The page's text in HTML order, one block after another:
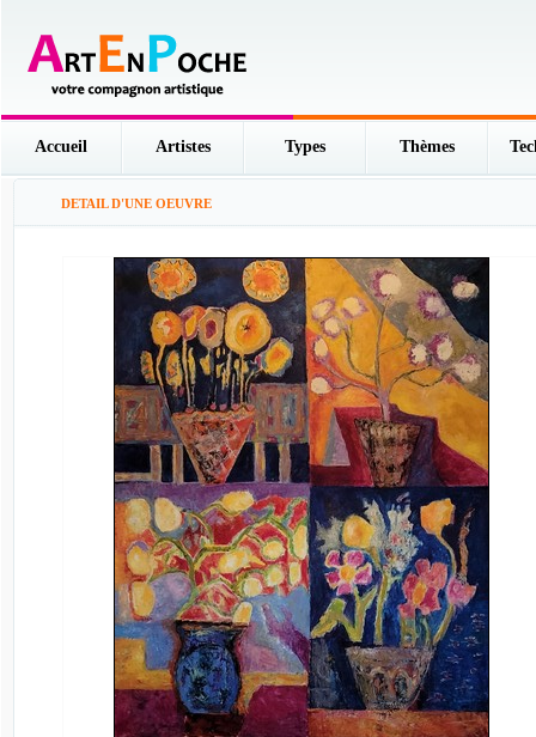
Accueil Artistes Types Thèmes
DETAIL D'UNE OEUVRE